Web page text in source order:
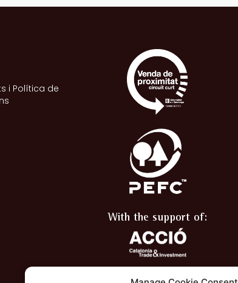
i Política de
With the support of: